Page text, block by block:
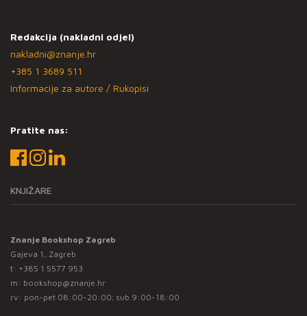
Redakcija (nakladni odjel)
nakladni@znanje.hr
+385 1 3689 511
Informacije za autore / Rukopisi
Pratite nas:
KNJIŽARE
Znanje Bookshop Zagreb
Gajeva 1, Zagreb
t: +385 1 5577 953
m: bookshop@znanje.hr
rv: pon-pet 08:00-20:00; sub 9:00-18:00